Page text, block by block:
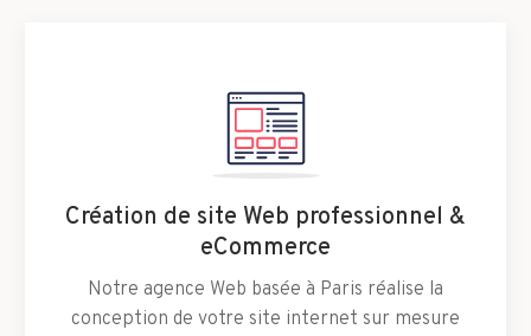
Création de site Web professionnel &
eCommerce
Notre agence Web basée à Paris réalise la
conception de votre site internet sur mesure